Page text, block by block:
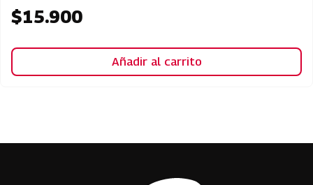
$15.900
Añadir al carrito